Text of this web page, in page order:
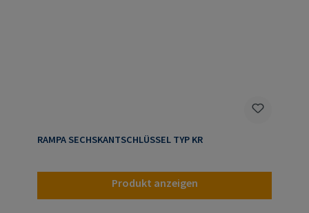
RAMPA SECHSKANTSCHLÜSSEL TYP KR
Produkt anzeigen